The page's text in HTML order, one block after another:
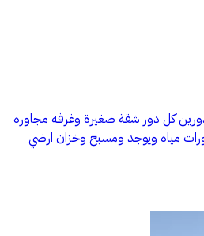
كل دور شقة صغيرة وغرفه مجاوره
مياه ويوجد ومسبح وخزان ارضي